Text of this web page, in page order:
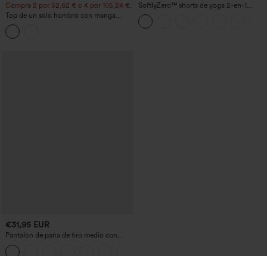
Compra 2 por 52,62 € o 4 por 105,24 €.
Top de un solo hombro con manga
corta, dobladillo curvo high‑low,
sujetador integrado y estampado de
lunares, estilo casual
SoftlyZero™ shorts de yoga 2-en-1
InstantCool, talle alto cruzado, ligeros y
transpirables, 3'' con bolsillos
€31,95 EUR
Pantalón de pana de tiro medio con
cremallera